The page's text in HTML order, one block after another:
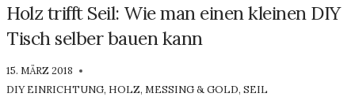
Holz trifft Seil: Wie man einen kleinen DIY
Tisch selber bauen kann
VON
LUISA
15. MÄRZ 2018
DIY EINRICHTUNG, HOLZ, MESSING & GOLD, SEIL